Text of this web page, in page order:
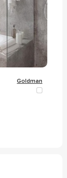
Goldman